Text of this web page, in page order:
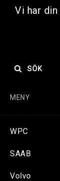
Vi har
SÖK
MENY
WPC
SAAB
Volvo